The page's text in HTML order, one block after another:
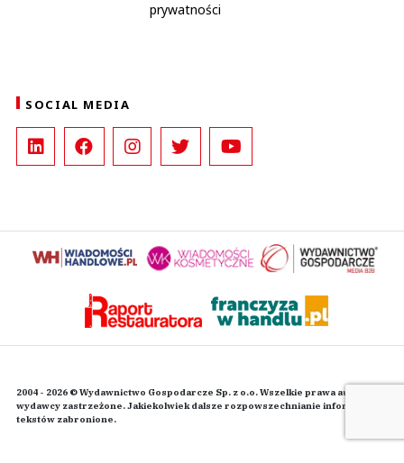
prywatności
SOCIAL MEDIA
2004 - 2026 © Wydawnictwo Gospodarcze Sp. z o.o. Wszelkie prawa autorskie
wydawcy zastrzeżone. Jakiekolwiek dalsze rozpowszechnianie informacji i
tekstów zabronione.